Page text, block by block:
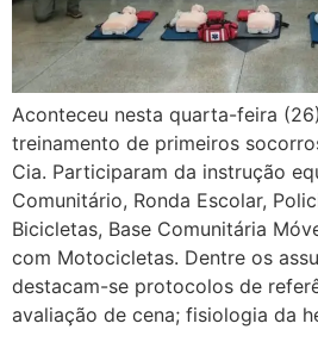
Aconteceu nesta quarta-feira
treinamento de primeiros
Cia. Participaram da instrução
Comunitário, Ronda Escolar,
Bicicletas, Base Comunitária
com Motocicletas. Dentre os
destacam-se protocolos de
avaliação de cena; fisiologia da